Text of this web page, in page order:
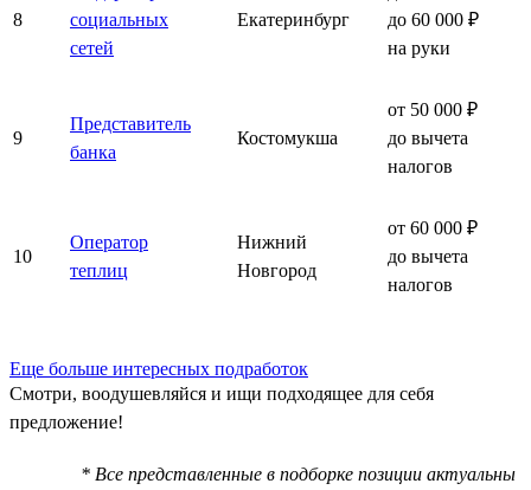
8
социальных
сетей
Екатеринбург
до 60 000 ₽
на руки
9
Представитель
банка
Костомукша
от 50 000 ₽
до вычета
налогов
10
Оператор
теплиц
Нижний
Новгород
от 60 000 ₽
до вычета
налогов
Еще больше интересных подработок
Смотри, воодушевляйся и ищи подходящее для себя
предложение!
* Все представленные в подборке позиции актуальны